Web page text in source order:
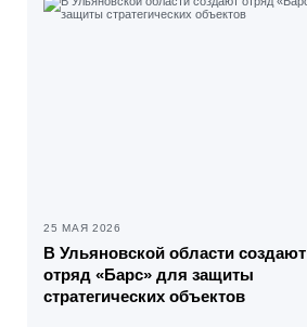
25 МАЯ 2026
В Ульяновской области создают
отряд «Барс» для защиты
стратегических объектов